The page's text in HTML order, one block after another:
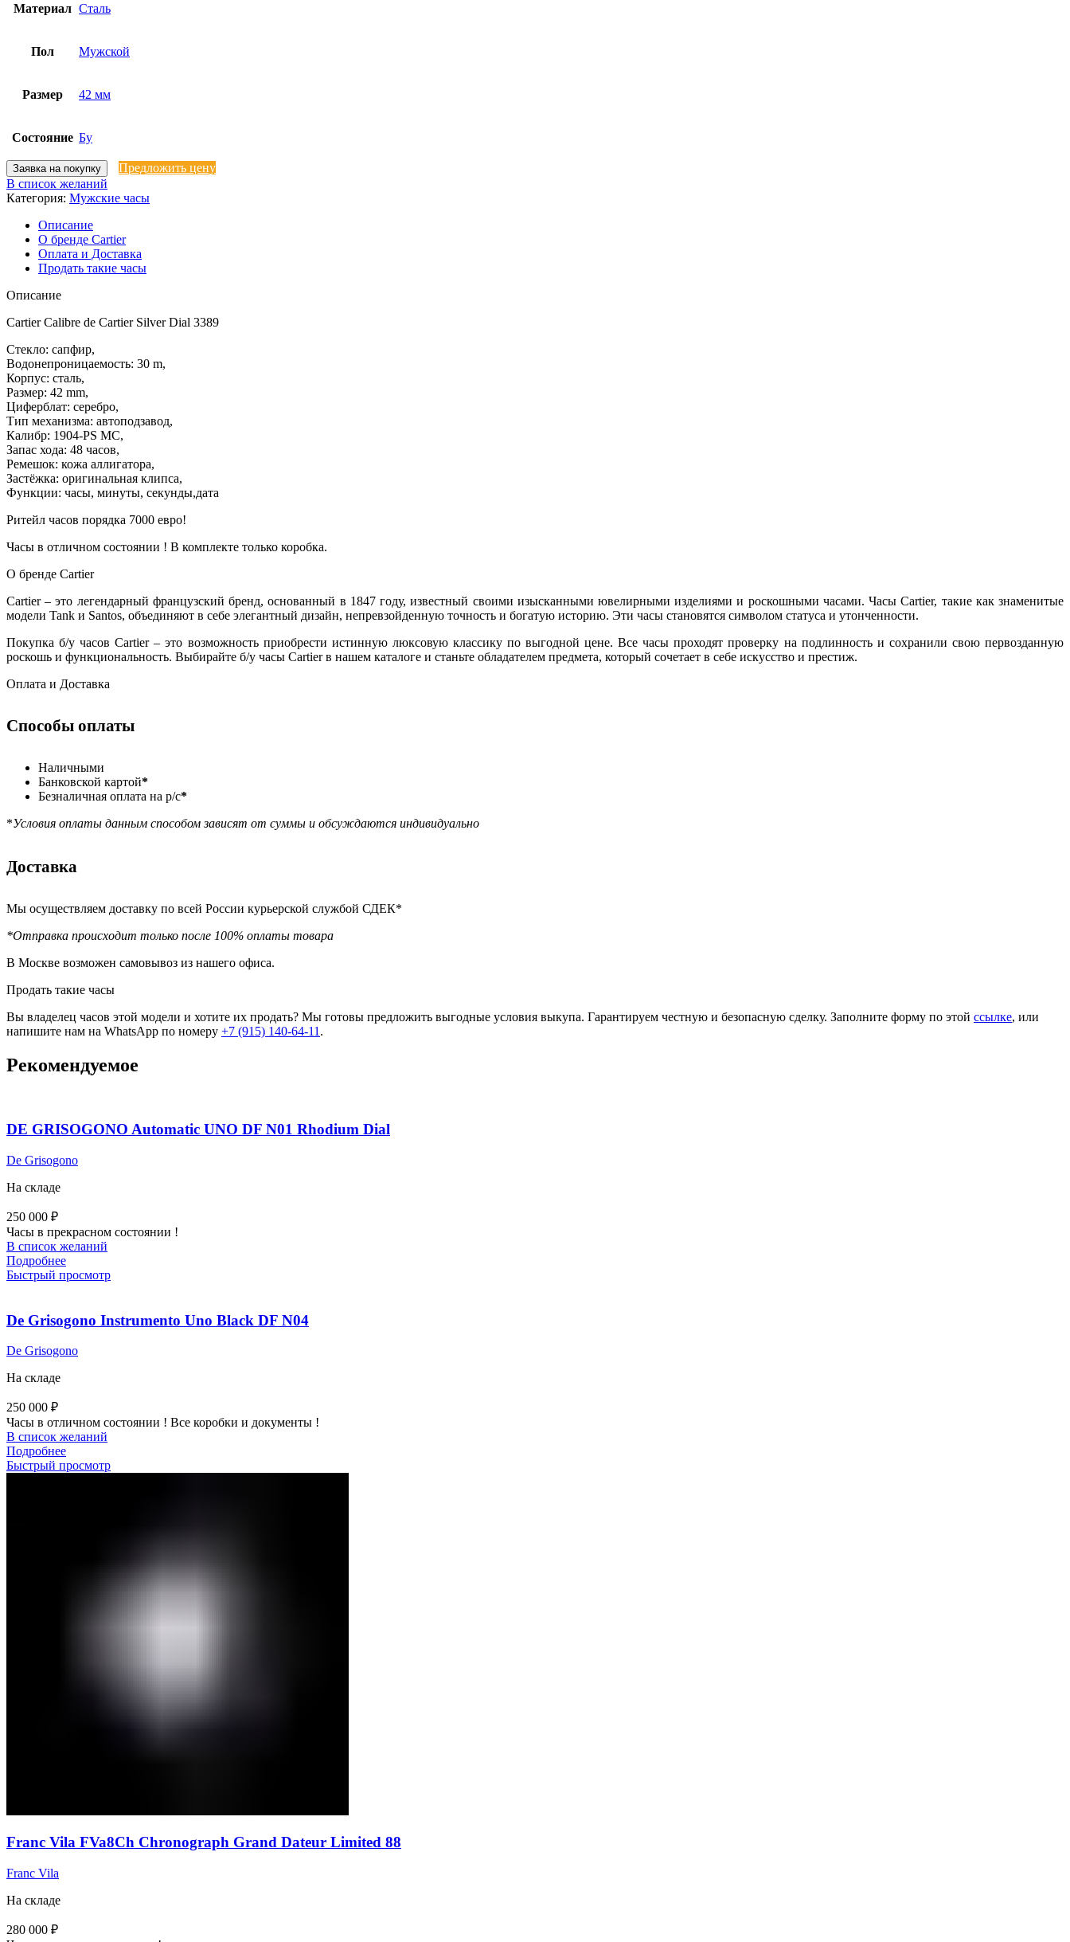
Материал Сталь
Пол Мужской
Размер 42 мм
Состояние Бу
Заявка на покупку
Предложить цену
В список желаний
Категория: Мужские часы
Описание
О бренде Cartier
Оплата и Доставка
Продать такие часы
Описание
Cartier Calibre de Cartier Silver Dial 3389
Стекло: сапфир,
Водонепроницаемость: 30 m,
Корпус: сталь,
Размер: 42 mm,
Циферблат: серебро,
Тип механизма: автоподзавод,
Калибр: 1904-PS MC,
Запас хода: 48 часов,
Ремешок: кожа аллигатора,
Застёжка: оригинальная клипса,
Функции: часы, минуты, секунды,дата
Ритейл часов порядка 7000 евро!
Часы в отличном состоянии ! В комплекте только коробка.
О бренде Cartier
Cartier – это легендарный французский бренд, основанный в 1847 году, известный своими изысканными ювелирными изделиями и роскошными часами. Часы Cartier, такие как знаменитые
модели Tank и Santos, объединяют в себе элегантный дизайн, непревзойденную точность и богатую историю. Эти часы становятся символом статуса и утонченности.
Покупка б/у часов Cartier – это возможность приобрести истинную люксовую классику по выгодной цене. Все часы проходят проверку на подлинность и сохранили свою первозданную
роскошь и функциональность. Выбирайте б/у часы Cartier в нашем каталоге и станьте обладателем предмета, который сочетает в себе искусство и престиж.
Оплата и Доставка
Способы оплаты
Наличными
Банковской картой*
Безналичная оплата на р/с*
*Условия оплаты данным способом зависят от суммы и обсуждаются индивидуально
Доставка
Мы осуществляем доставку по всей России курьерской службой СДЕК*
*Отправка происходит только после 100% оплаты товара
В Москве возможен самовывоз из нашего офиса.
Продать такие часы
Вы владелец часов этой модели и хотите их продать? Мы готовы предложить выгодные условия выкупа. Гарантируем честную и безопасную сделку. Заполните форму по этой ссылке, или
напишите нам на WhatsApp по номеру +7 (915) 140-64-11 .
Рекомендуемое
DE GRISOGONO Automatic UNO DF N01 Rhodium Dial
De Grisogono
На складе
250 000 ₽
Часы в прекрасном состоянии !
В список желаний
Подробнее
Быстрый просмотр
De Grisogono Instrumento Uno Black DF N04
De Grisogono
На складе
250 000 ₽
Часы в отличном состоянии ! Все коробки и документы !
В список желаний
Подробнее
Быстрый просмотр
Franc Vila FVa8Ch Chronograph Grand Dateur Limited 88
Franc Vila
На складе
280 000 ₽